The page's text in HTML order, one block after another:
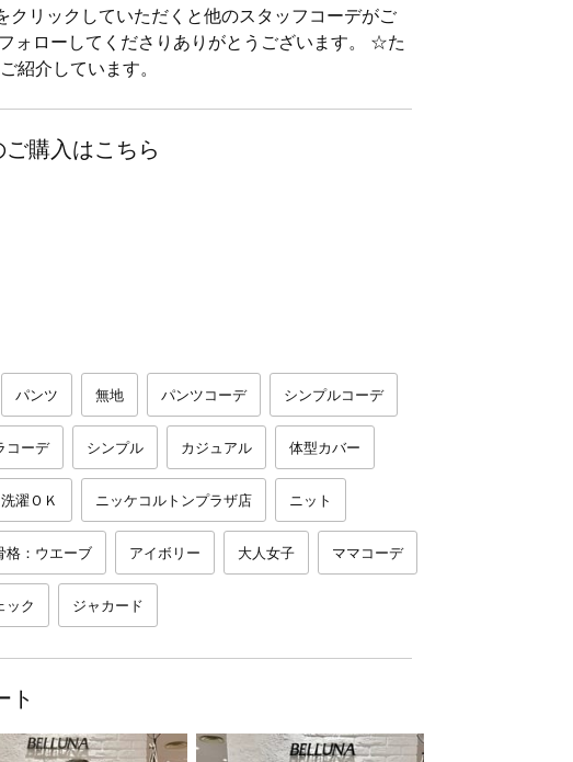
クリックしていただくと他のスタッフコーデがご
ォローしてくださりありがとうございます。 ☆た
紹介しています。
購入はこちら
パンツ 無地 パンツコーデ シンプルコーデ
コーデ シンプル カジュアル 体型カバー
洗濯ＯＫ ニッケコルトンプラザ店 ニット
格：ウエーブ アイボリー 大人女子 ママコーデ
ック ジャカード
ト